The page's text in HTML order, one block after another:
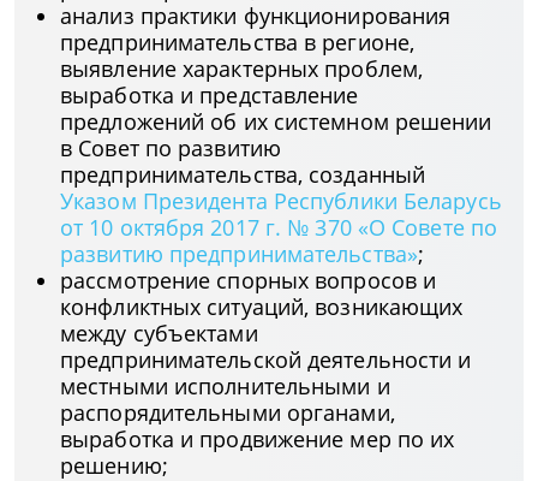
анализ практики функционирования
предпринимательства в регионе,
выявление характерных проблем,
выработка и представление
предложений об их системном решении
в Совет по развитию
предпринимательства, созданный
Указом Президента Республики Беларусь
от 10 октября 2017 г. № 370 «О Совете по
развитию предпринимательства»;
рассмотрение спорных вопросов и
конфликтных ситуаций, возникающих
между субъектами
предпринимательской деятельности и
местными исполнительными и
распорядительными органами,
выработка и продвижение мер по их
решению;